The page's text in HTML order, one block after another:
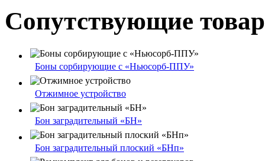
Сопутствующие
Боны сорбирующие с «Ньюсорб-ППУ»
Отжимное устройство
Бон заградительный «БН»
Бон заградительный плоский «БНп»